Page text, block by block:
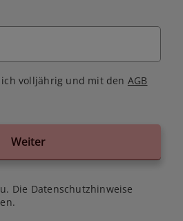
volljährig und mit den AGB
Weiter
Die Datenschutzhinweise